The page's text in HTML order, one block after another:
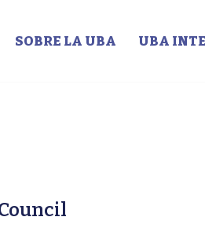
SOBRE LA UBA UBA